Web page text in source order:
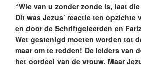
“Wie van u zonder zonde is, laat
Dit was Jezus’ reactie ten
en door de Schriftgeleerden en
Wet gestenigd moeten worden tot
maar om te redden! De leiders van
het oordeel van de vrouw. Maar